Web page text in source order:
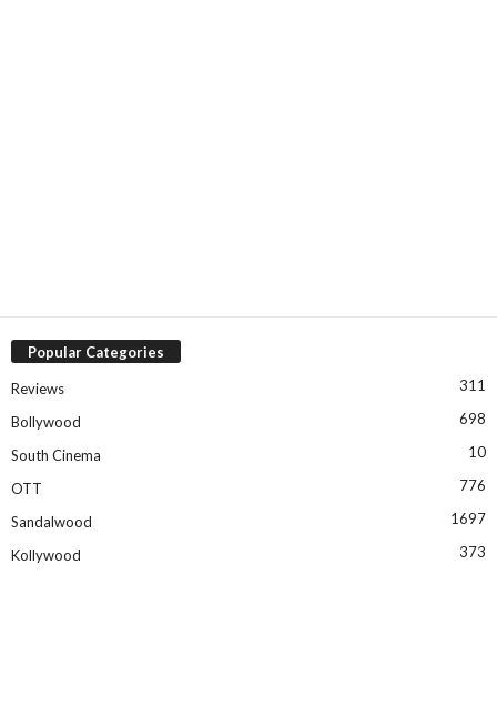
Popular Categories
Reviews 311
Bollywood 698
South Cinema 10
OTT 776
Sandalwood 1697
Kollywood 373